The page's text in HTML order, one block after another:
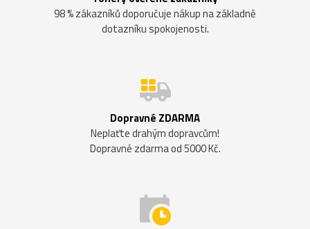
98 % zákazníků doporučuje nákup na základně
dotazníku spokojenosti.
Dopravné ZDARMA
Neplaťte drahým dopravcům!
Dopravné zdarma od 5000 Kč.